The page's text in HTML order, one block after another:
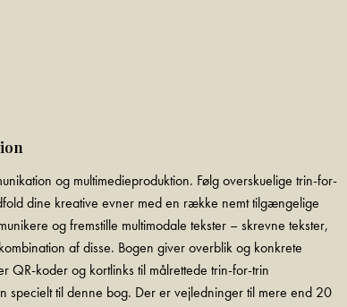
og multimedieproduktion. Følg overskuelige trin-for-
dine kreative evner med en række nemt tilgængelige
og fremstille multimodale tekster – skrevne tekster,
af disse. Bogen giver overblik og konkrete
QR-koder og kortlinks til målrettede trin-for-trin
specielt til denne bog. Der er vejledninger til mere end 20